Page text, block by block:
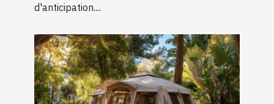
d'anticipation....